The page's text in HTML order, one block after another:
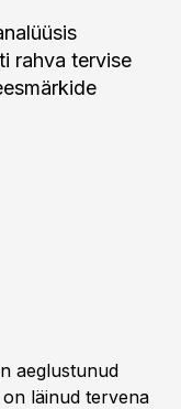
rahva tervise
aeglustunud
on läinud tervena